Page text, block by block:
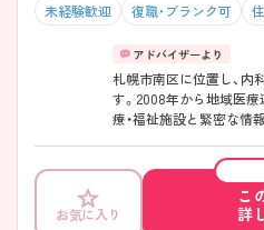
未経験歓迎 復職・ブランク可
札幌市南区に位置し、内
す。2008年から地域医
療・福祉施設と緊密な情
応の保育所と学童保育
も安心して働くことが
可能です。 ご興味ある
に詳細をお話しいたしま
お気に入り
こ
詳